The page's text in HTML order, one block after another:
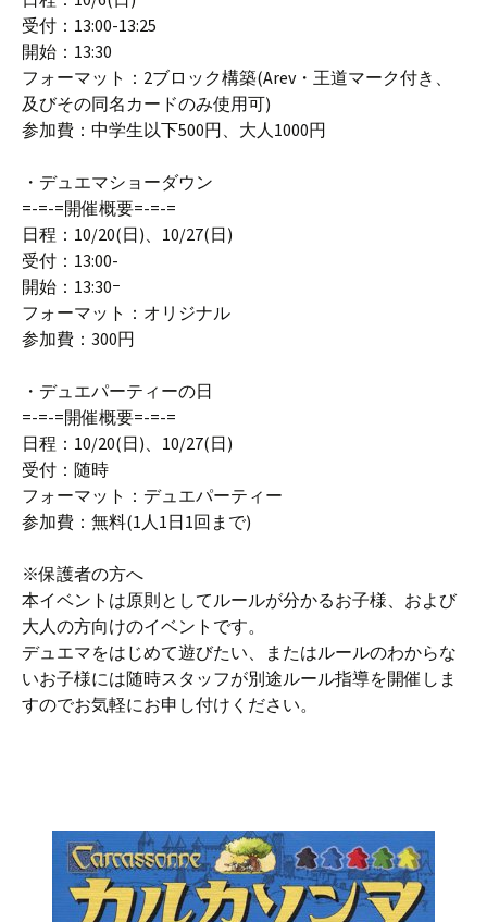
受付：13:00-13:25
開始：13:30
フォーマット：2ブロック構築(Arev・王道マーク付き、
及びその同名カードのみ使用可)
参加費：中学生以下500円、大人1000円
・デュエマショーダウン
=-=-=開催概要=-=-=
日程：10/20(日)、10/27(日)
受付：13:00-
開始：13:30ｰ
フォーマット：オリジナル
参加費：300円
・デュエパーティーの日
=-=-=開催概要=-=-=
日程：10/20(日)、10/27(日)
受付：随時
フォーマット：デュエパーティー
参加費：無料(1人1日1回まで)
※保護者の方へ
本イベントは原則としてルールが分かるお子様、および
大人の方向けのイベントです。
デュエマをはじめて遊びたい、またはルールのわからな
いお子様には随時スタッフが別途ルール指導を開催しま
すのでお気軽にお申し付けください。